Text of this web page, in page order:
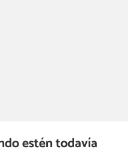
estén todavía